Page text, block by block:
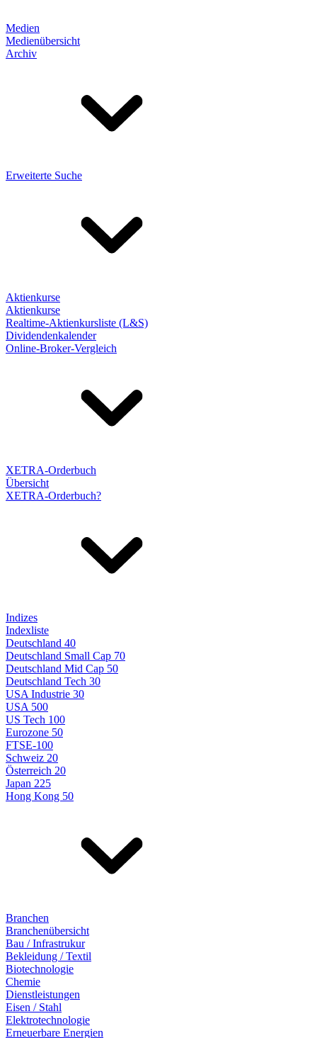
Medien
Medienübersicht
Archiv
Erweiterte Suche
Aktienkurse
Aktienkurse
Realtime-Aktienkursliste (L&S)
Dividendenkalender
Online-Broker-Vergleich
XETRA-Orderbuch
Übersicht
XETRA-Orderbuch?
Indizes
Indexliste
Deutschland 40
Deutschland Small Cap 70
Deutschland Mid Cap 50
Deutschland Tech 30
USA Industrie 30
USA 500
US Tech 100
Eurozone 50
FTSE-100
Schweiz 20
Österreich 20
Japan 225
Hong Kong 50
Branchen
Branchenübersicht
Bau / Infrastrukur
Bekleidung / Textil
Biotechnologie
Chemie
Dienstleistungen
Eisen / Stahl
Elektrotechnologie
Erneuerbare Energien